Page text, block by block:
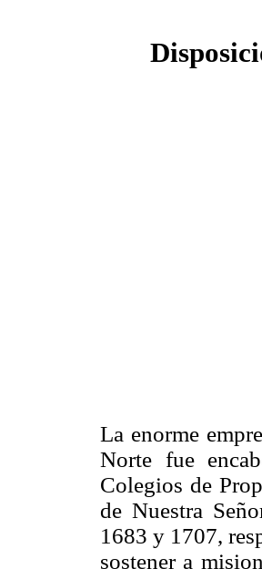
La enorme
Norte fue
Colegios de
de Nuestra
1683 y 1707,
sostener a